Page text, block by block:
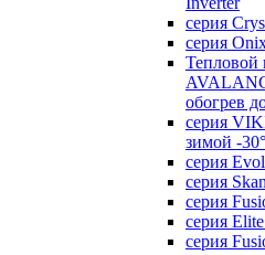
серия
серия
Тепловой
обогрев
серия
зимой -
серия
серия
серия
серия
серия